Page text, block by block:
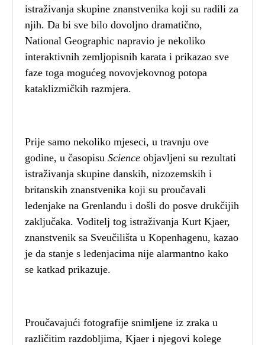
istraživanja skupine znanstvenika koji su radili za
njih. Da bi sve bilo dovoljno dramatično,
National Geographic napravio je nekoliko
interaktivnih zemljopisnih karata i prikazao sve
faze toga mogućeg novovjekovnog potopa
kataklizmičkih razmjera.
Prije samo nekoliko mjeseci, u travnju ove
godine, u časopisuScience objavljeni su rezultati
istraživanja skupine danskih, nizozemskih i
britanskih znanstvenika koji su proučavali
ledenjake na Grenlandu i došli do posve drukčijih
zaključaka. Voditelj tog istraživanja Kurt Kjaer,
znanstvenik sa Sveučilišta u Kopenhagenu, kazao
je da stanje s ledenjacima nije alarmantno kako
se katkad prikazuje.
Proučavajući fotografije snimljene iz zraka u
različitim razdobljima, Kjaer i njegovi kolege